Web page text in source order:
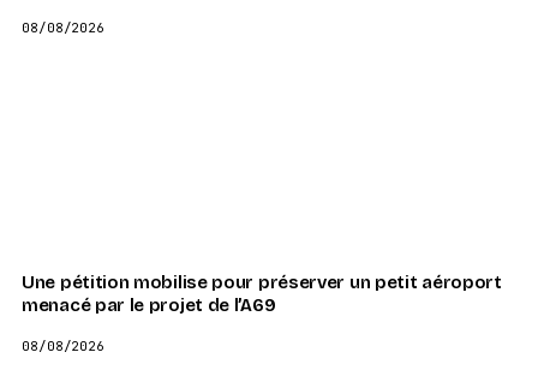
08/08/2026
Une pétition mobilise pour préserver un petit aéroport
menacé par le projet de l’A69
08/08/2026